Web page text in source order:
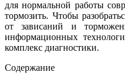
для нормальной работы
тормозить. Чтобы
от зависаний и
информационных
комплекс диагностики.
Содержание